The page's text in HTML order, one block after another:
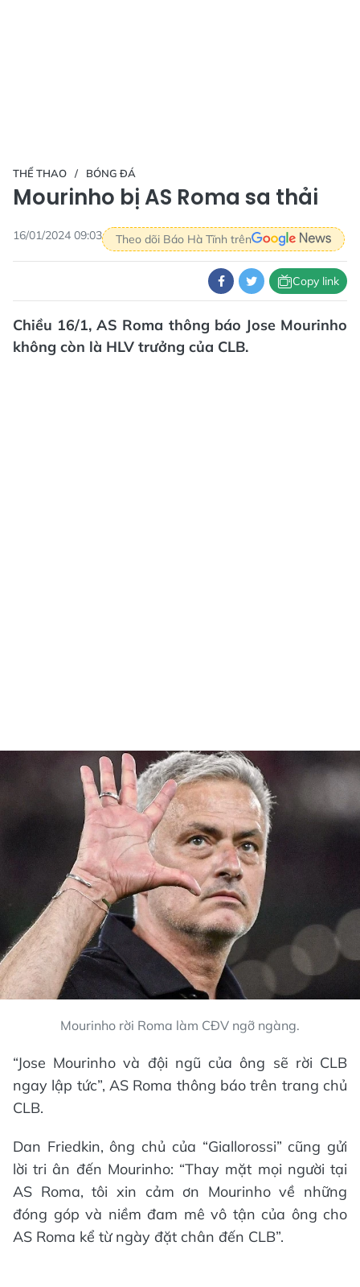
THỂ THAO BÓNG ĐÁ
Mourinho bị AS Roma sa thải
16/01/2024 09:03 Theo dõi Báo Hà Tĩnh trên
Copy link
Chiều 16/1, AS Roma thông báo Jose Mourinho
không còn là HLV trưởng của CLB.
Mourinho rời Roma làm CĐV ngỡ ngàng.
“Jose Mourinho và đội ngũ của ông sẽ rời CLB
ngay lập tức”, AS Roma thông báo trên trang chủ
CLB.
Dan Friedkin, ông chủ của “Giallorossi” cũng gửi
lời tri ân đến Mourinho: “Thay mặt mọi người tại
AS Roma, tôi xin cảm ơn Mourinho về những
đóng góp và niềm đam mê vô tận của ông cho
AS Roma kể từ ngày đặt chân đến CLB”.